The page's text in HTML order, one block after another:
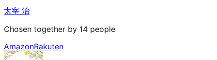
太宰 治
Chosen together by 14 people
AmazonRakuten